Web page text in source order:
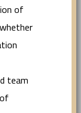
of
whether
team
of